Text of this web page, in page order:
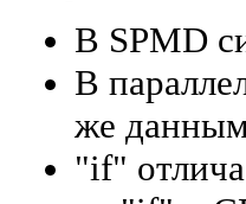
В SPMD
В
же
"if"